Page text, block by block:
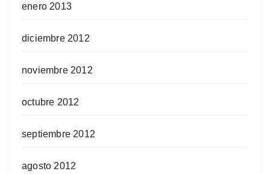
enero 2013
diciembre 2012
noviembre 2012
octubre 2012
septiembre 2012
agosto 2012